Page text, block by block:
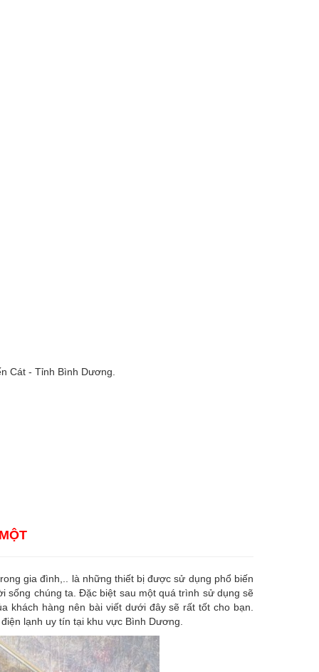
Cát - Tỉnh Bình Dương.
gia đình,.. là những thiết bị được sử dụng phổ biến
sống chúng ta. Đặc biệt sau một quá trình sử dụng sẽ
khách hàng nên bài viết dưới đây sẽ rất tốt cho bạn.
lạnh uy tín tại khu vực Bình Dương.